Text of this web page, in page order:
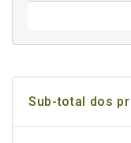
Sub-total dos